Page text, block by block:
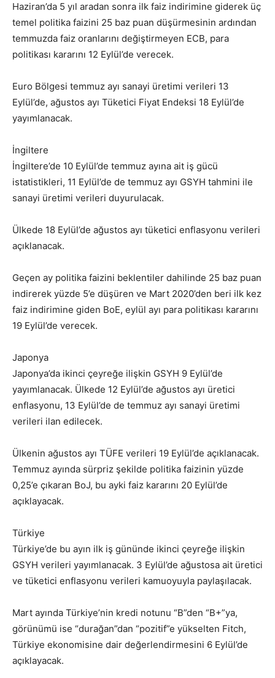
Haziran’da 5 yıl aradan sonra ilk faiz indirimine giderek üç
temel politika faizini 25 baz puan düşürmesinin ardından
temmuzda faiz oranlarını değiştirmeyen ECB, para
politikası kararını 12 Eylül’de verecek.
Euro Bölgesi temmuz ayı sanayi üretimi verileri 13
Eylül’de, ağustos ayı Tüketici Fiyat Endeksi 18 Eylül’de
yayımlanacak.
İngiltere
İngiltere’de 10 Eylül’de temmuz ayına ait iş gücü
istatistikleri, 11 Eylül’de de temmuz ayı GSYH tahmini ile
sanayi üretimi verileri duyurulacak.
Ülkede 18 Eylül’de ağustos ayı tüketici enflasyonu verileri
açıklanacak.
Geçen ay politika faizini beklentiler dahilinde 25 baz puan
indirerek yüzde 5’e düşüren ve Mart 2020’den beri ilk kez
faiz indirimine giden BoE, eylül ayı para politikası kararını
19 Eylül’de verecek.
Japonya
Japonya’da ikinci çeyreğe ilişkin GSYH 9 Eylül’de
yayımlanacak. Ülkede 12 Eylül’de ağustos ayı üretici
enflasyonu, 13 Eylül’de de temmuz ayı sanayi üretimi
verileri ilan edilecek.
Ülkenin ağustos ayı TÜFE verileri 19 Eylül’de açıklanacak.
Temmuz ayında sürpriz şekilde politika faizinin yüzde
0,25’e çıkaran BoJ, bu ayki faiz kararını 20 Eylül’de
açıklayacak.
Türkiye
Türkiye’de bu ayın ilk iş gününde ikinci çeyreğe ilişkin
GSYH verileri yayımlanacak. 3 Eylül’de ağustosa ait üretici
ve tüketici enflasyonu verileri kamuoyuyla paylaşılacak.
Mart ayında Türkiye’nin kredi notunu “B”den “B+”ya,
görünümü ise “durağan”dan “pozitif”e yükselten Fitch,
Türkiye ekonomisine dair değerlendirmesini 6 Eylül’de
açıklayacak.